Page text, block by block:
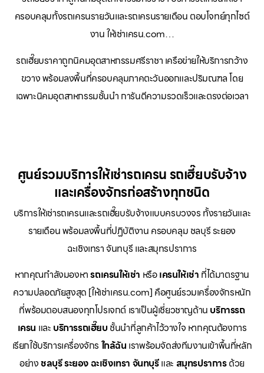
ครอบคลุมทั้งรถเครนรายวันและรถเครนรายเดือน ตอบโจทย์ทุกไซต์
งาน ให้เช่าเครน.com…
รถเฮี๊ยบราคาถูกนิคมอุตสาหกรรมศรีราชา เครือข่ายให้บริการกว้าง
ขวาง พร้อมลงพื้นที่ครอบคลุมภาคตะวันออกและปริมณฑล โดย
เฉพาะนิคมอุตสาหกรรมชั้นนำ การันตีความรวดเร็วและตรงต่อเวลา
ศูนย์รวมบริการให้เช่ารถเครน รถเฮี๊ยบรับจ้าง
และเครื่องจักรก่อสร้างทุกชนิด
บริการให้เช่ารถเครนและรถเฮี๊ยบรับจ้างแบบครบวงจร ทั้งรายวันและ
รายเดือน พร้อมลงพื้นที่ปฏิบัติงาน ครอบคลุม ชลบุรี ระยอง
ฉะเชิงเทรา จันทบุรี และสมุทรปราการ
หากคุณกำลังมองหารถเครนให้เช่า หรือเครนให้เช่า ที่ได้มาตรฐาน
ความปลอดภัยสูงสุด [ให้เช่าเครน.com] คือศูนย์รวมเครื่องจักรหนัก
ที่พร้อมตอบสนองทุกโปรเจกต์ เราเป็นผู้เชี่ยวชาญด้าน บริการรถ
เครน และ บริการรถเฮี๊ยบ ชั้นนำที่ลูกค้าไว้วางใจ หากคุณต้องการ
เรียกใช้บริการเครื่องจักร ใกล้ฉัน เราพร้อมจัดส่งทีมงานเข้าพื้นที่หลัก
อย่างชลบุรี ระยอง ฉะเชิงเทรา จันทบุรีและ สมุทรปราการด้วย